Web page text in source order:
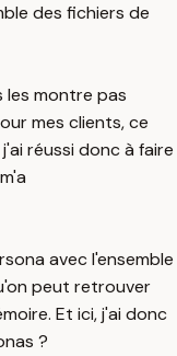
des fichiers de
les montre pas
mes clients, ce
réussi donc à faire
avec l'ensemble
peut retrouver
Et ici, j'ai donc
?